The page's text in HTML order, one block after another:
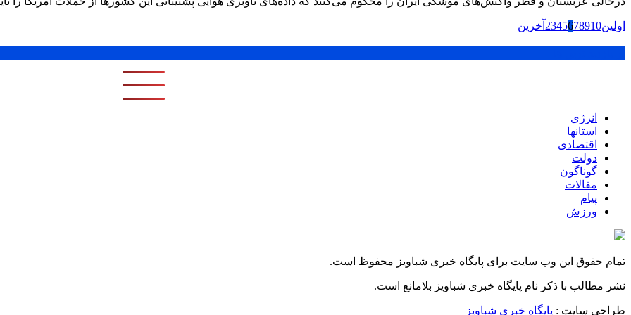
اولین 2345678910 آخرین
انرژی
استانها
اقتصادی
دولت
گوناگون
مقالات
پیام
ورزش
تمام حقوق این وب سایت برای پایگاه خبری شباویز محفوظ است.
نشر مطالب با ذکر نام پایگاه خبری شباویز بلامانع است.
طراحی سایت : پایگاه خبری شباویز